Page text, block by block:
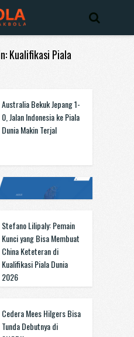
Kualifikasi Piala
Australia Bekuk Jepang 1-
0, Jalan Indonesia ke Piala
Dunia Makin Terjal
Stefano Lilipaly: Pemain
Kunci yang Bisa Membuat
China Keteteran di
Kualifikasi Piala Dunia
2026
Cedera Mees Hilgers Bisa
Tunda Debutnya di